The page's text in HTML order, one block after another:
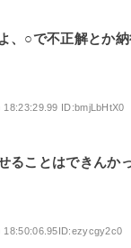
、○で不正解とか
18:23:29.99 ID:bmjLbHtX0
ることはできんか
18:50:06.95ID:ezycgy2c0